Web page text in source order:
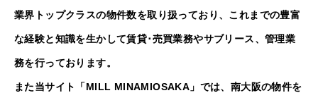
業界トップクラスの物件数を取り扱っており、これまでの豊富
な経験と知識を生かして賃貸･売買業務やサブリース、管理業
務を行っております。
また当サイト「MILL MINAMIOSAKA」では、南大阪の物件を